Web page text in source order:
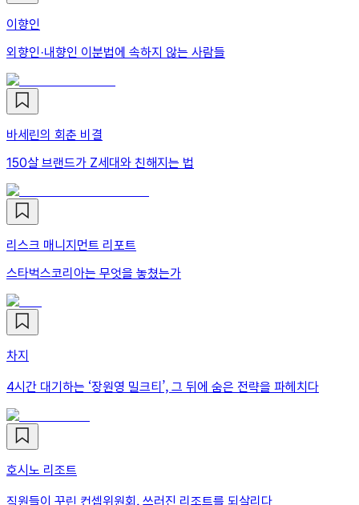
이향인
외향인·내향인 이분법에 속하지 않는 사람들
바세린의 회춘 비결
150살 브랜드가 Z세대와 친해지는 법
리스크 매니지먼트 리포트
스타벅스코리아는 무엇을 놓쳤는가
차지
4시간 대기하는 ‘장원영 밀크티’, 그 뒤에 숨은 전략을 파헤치다
호시노 리조트
직원들이 꾸린 컨셉위원회, 쓰러진 리조트를 되살리다